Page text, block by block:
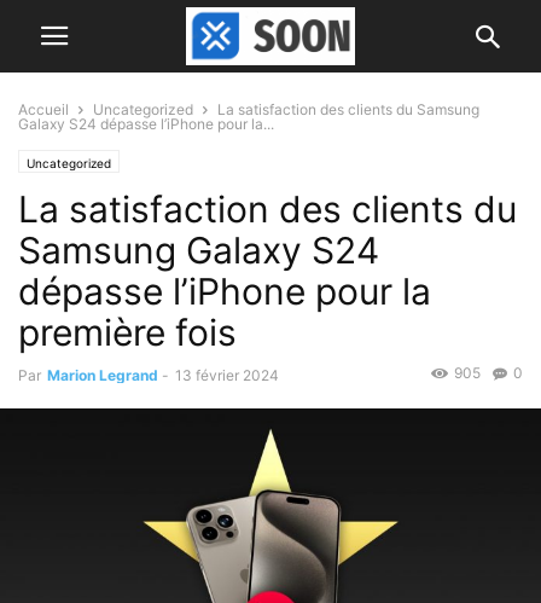
Accueil Uncategorized
La satisfaction des clients du Samsung
Galaxy S24 dépasse l’iPhone pour la...
Uncategorized
La satisfaction des clients du
Samsung Galaxy S24
dépasse l’iPhone pour la
première fois
Par Marion Legrand - 13 février 2024 0
905